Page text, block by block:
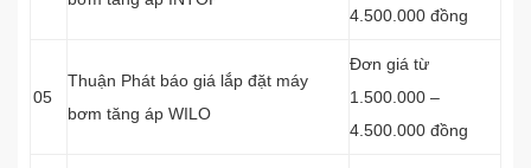
4.500.000 đồng
05
Thuận Phát báo giá lắp đặt máy
bơm tăng áp WILO
Đơn giá từ
1.500.000 –
4.500.000 đồng